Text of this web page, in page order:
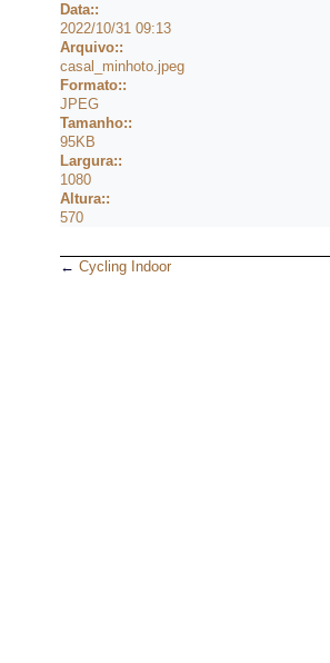
Data::
2022/10/31 09:13
Arquivo::
casal_minhoto.jpeg
Formato::
JPEG
Tamanho::
95KB
Largura::
1080
Altura::
570
←Cycling Indoor